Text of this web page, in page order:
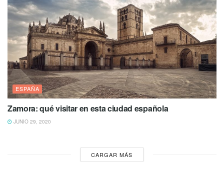
ESPAÑA
Zamora: qué visitar en esta ciudad española
JUNIO 29, 2020
CARGAR MÁS